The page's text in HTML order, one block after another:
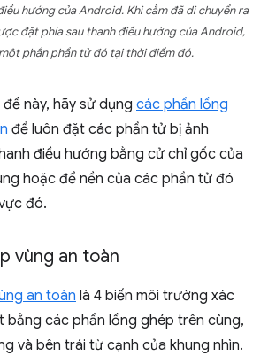
hướng của Android. Khi cằm đã di chuyển ra
đặt phía sau thanh điều hướng của Android,
phần phần tử đó tại thời điểm đó.
này, hãy sử dụng các phần lồng
để luôn đặt các phần tử bị ảnh
điều hướng bằng cử chỉ gốc của
hoặc để nền của các phần tử đó
đó.
vùng an toàn
an toàn là 4 biến môi trường xác
bằng các phần lồng ghép trên cùng,
và bên trái từ cạnh của khung nhìn.